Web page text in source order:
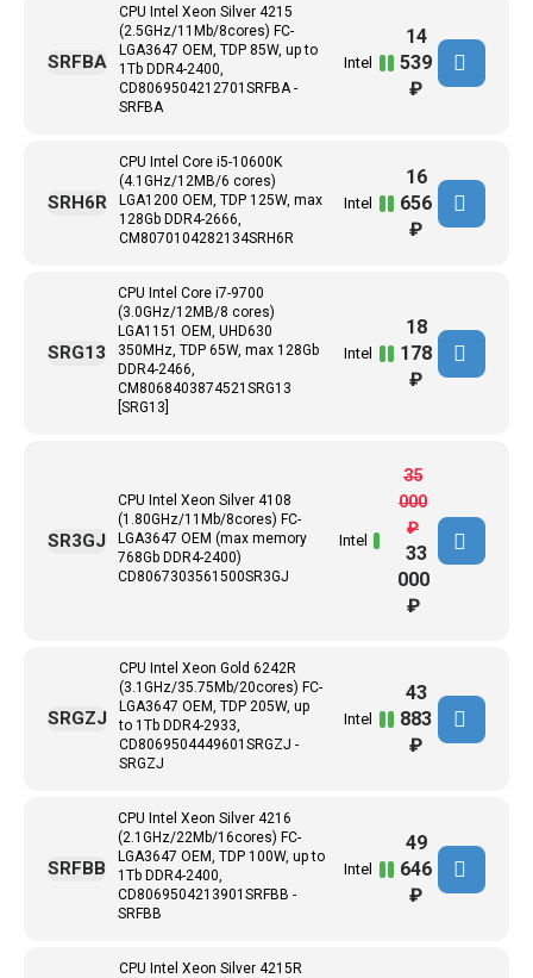
CPU Intel Xeon Silver 4215
(2.5GHz/11Mb/8cores) FC-
LGA3647 ОЕМ, TDP 85W, up to
1Tb DDR4-2400,
CD8069504212701SRFBA -
SRFBA
Intel
SRFBA
14
539
₽
CPU Intel Core i5-10600K
(4.1GHz/12MB/6 cores)
LGA1200 OEM, TDP 125W, max
128Gb DDR4-2666,
CM8070104282134SRH6R
Intel
SRH6R
16
656
₽
CPU Intel Core i7-9700
(3.0GHz/12MB/8 cores)
LGA1151 OEM, UHD630
350MHz, TDP 65W, max 128Gb
DDR4-2466,
CM8068403874521SRG13
[SRG13]
Intel
SRG13
18
178
₽
CPU Intel Xeon Silver 4108
(1.80GHz/11Mb/8cores) FC-
LGA3647 ОЕМ (max memory
768Gb DDR4-2400)
CD8067303561500SR3GJ
Intel
SR3GJ
35
000
₽
33
000
₽
CPU Intel Xeon Gold 6242R
(3.1GHz/35.75Mb/20cores) FC-
LGA3647 ОЕМ, TDP 205W, up
to 1Tb DDR4-2933,
CD8069504449601SRGZJ -
SRGZJ
Intel
SRGZJ
43
883
₽
CPU Intel Xeon Silver 4216
(2.1GHz/22Mb/16cores) FC-
LGA3647 ОЕМ, TDP 100W, up to
1Tb DDR4-2400,
CD8069504213901SRFBB -
SRFBB
Intel
SRFBB
49
646
₽
CPU Intel Xeon Silver 4215R